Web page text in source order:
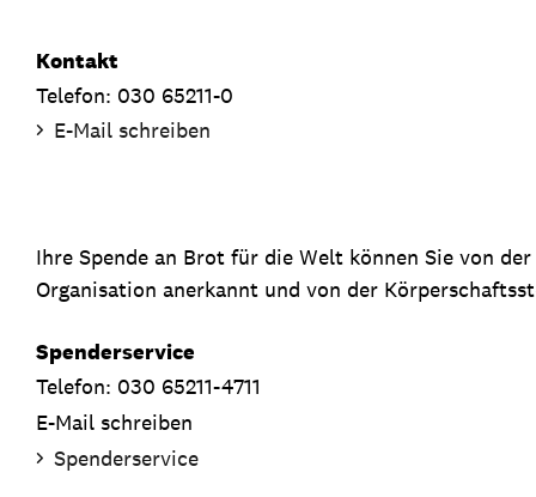
Kontakt
Telefon: 030 65211-0
E-Mail schreiben
Ihre Spende an Brot für die Welt können Sie von
Organisation anerkannt und von der
Spenderservice
Telefon: 030 65211-4711
E-Mail schreiben
Spenderservice